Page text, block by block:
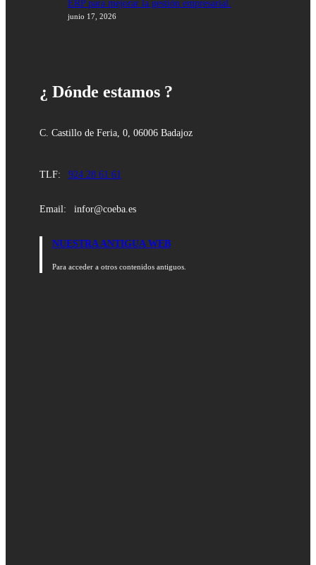
ERP para mejorar la gestión empresarial.
junio 17, 2026
¿ Dónde estamos ?
C. Castillo de Feria, 0, 06006 Badajoz
TLF: 924 28 61 61
Email: infor@coeba.es
NUESTRA ANTIGUA WEB
Para acceder a otros contenidos antiguos.